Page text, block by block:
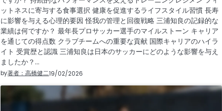
ットネスに寄与する食事選択 健康を促進するライフスタイル習慣 長寿
に影響を与える心理的要因 怪我の管理と回復戦略 三浦知良の記録的な
業績は何ですか？ 最年長プロサッカー選手のマイルストーン キャリア
を通じての得点数 クラブチームへの重要な貢献 国際キャリアのハイラ
イト 受賞歴と認識 三浦知良は日本のサッカーにどのような影響を与え
ましたか？…
by著者：高橋健二19/02/2026